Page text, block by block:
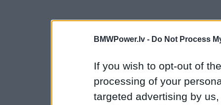
BMWPower.lv - Do Not Process
If you wish to opt-out of
processing of your
targeted advertising by